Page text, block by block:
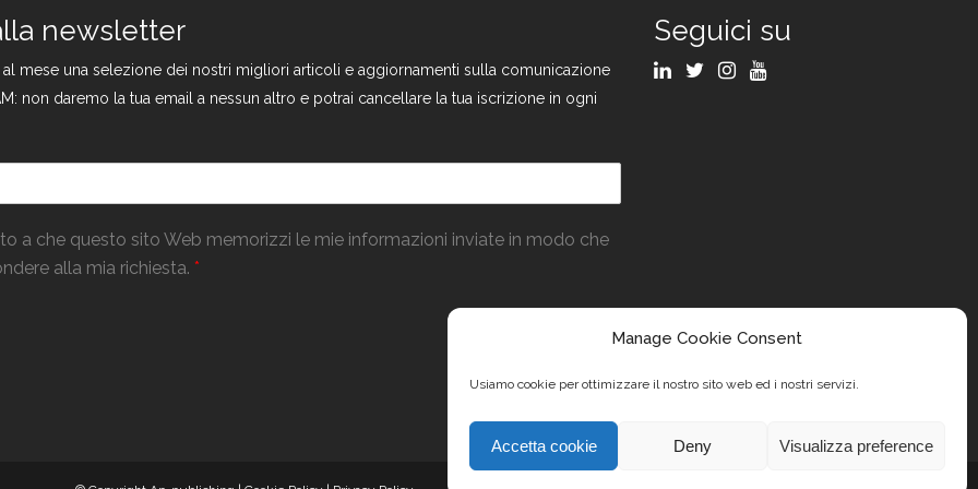
Manage Cookie Consent
Usiamo cookie per ottimizzare il nostro sito web ed i nostri servizi.
Accetta cookie Deny Visualizza preference
newsletter
al mese una selezione dei nostri migliori articoli e aggiornamenti sulla comunicazione
non daremo la tua email a nessun altro e potrai cancellare la tua iscrizione in ogni
a che questo sito Web memorizzi le mie informazioni inviate in modo che
alla mia richiesta. *
Seguici su